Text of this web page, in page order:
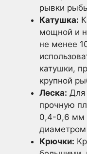
рывки
Катушка:
мощной и
не менее
катушки,
крупной
Леска: Для
прочную
0,4-0,6 мм
Крючки: